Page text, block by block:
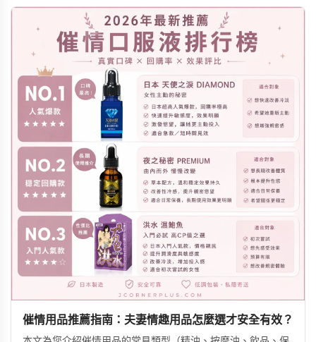
催情用品推薦指南：夫妻情趣用品怎麼選才安全有效？